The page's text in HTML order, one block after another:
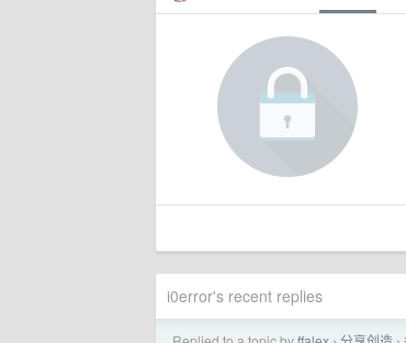
i0error's recent replies